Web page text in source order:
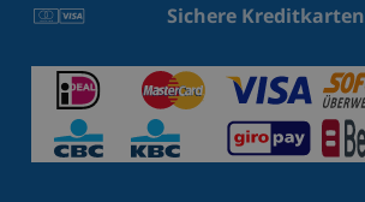
Sichere